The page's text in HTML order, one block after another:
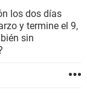
los dos días
y termine el 9,
sin